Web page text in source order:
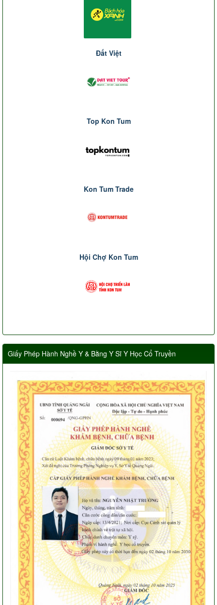
Đất Việt
Top Kon Tum
Kon Tum Trade
Hội Chợ Kon Tum
Giấy Phép Hành Nghề Y & Bằng Y Sĩ Y Học Cổ Truyền